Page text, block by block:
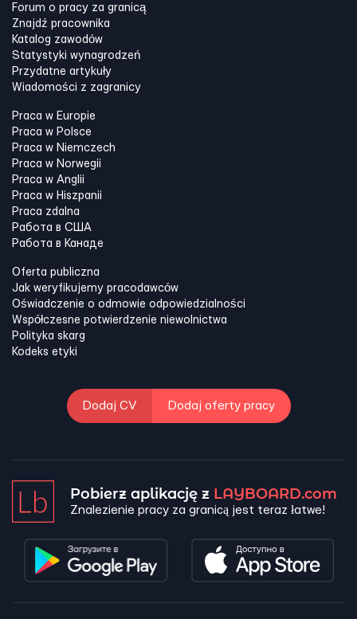
Forum o pracy za granicą
Znajdź pracownika
Katalog zawodów
Statystyki wynagrodzeń
Przydatne artykuły
Wiadomości z zagranicy
Praca w Europie
Praca w Polsce
Praca w Niemczech
Praca w Norwegii
Praca w Anglii
Praca w Hiszpanii
Praca zdalna
Работа в США
Работа в Канадe
Oferta publiczna
Jak weryfikujemy pracodawców
Oświadczenie o odmowie odpowiedzialności
Współczesne potwierdzenie niewolnictwa
Polityka skarg
Kodeks etyki
Dodaj CV Dodaj oferty pracy
Pobierz aplikację z LAYBOARD.com
Znalezienie pracy za granicą jest teraz łatwe!